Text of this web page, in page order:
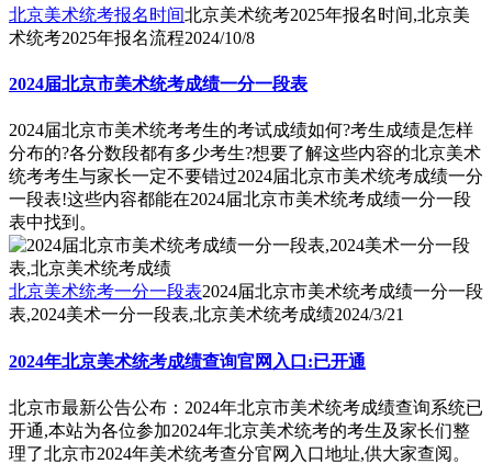
北京美术统考报名时间北京美术统考2025年报名时间,北京美
术统考2025年报名流程2024/10/8
2024届北京市美术统考成绩一分一段表
2024届北京市美术统考考生的考试成绩如何?考生成绩是怎样
分布的?各分数段都有多少考生?想要了解这些内容的北京美术
统考考生与家长一定不要错过2024届北京市美术统考成绩一分
一段表!这些内容都能在2024届北京市美术统考成绩一分一段
表中找到。
北京美术统考一分一段表2024届北京市美术统考成绩一分一段
表,2024美术一分一段表,北京美术统考成绩2024/3/21
2024年北京美术统考成绩查询官网入口:已开通
北京市最新公告公布：2024年北京市美术统考成绩查询系统已
开通,本站为各位参加2024年北京美术统考的考生及家长们整
理了北京市2024年美术统考查分官网入口地址,供大家查阅。